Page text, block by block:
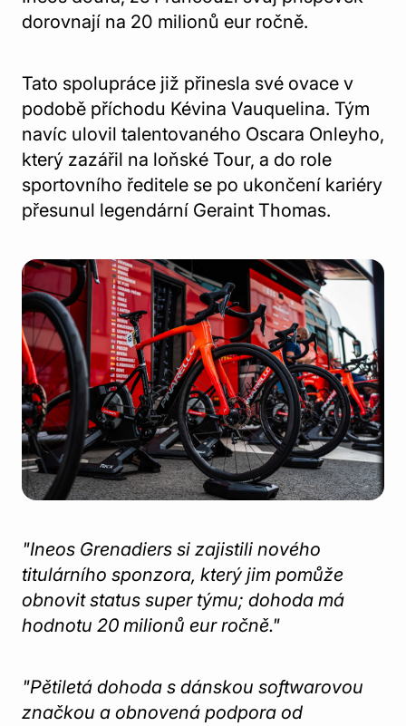
dorovnají na 20 milionů eur ročně.
Tato spolupráce již přinesla své ovace v
podobě příchodu Kévina Vauquelina. Tým
navíc ulovil talentovaného Oscara Onleyho,
který zazářil na loňské Tour, a do role
sportovního ředitele se po ukončení kariéry
přesunul legendární Geraint Thomas.
"Ineos Grenadiers si zajistili nového
titulárního sponzora, který jim pomůže
obnovit status super týmu; dohoda má
hodnotu 20 milionů eur ročně."
"Pětiletá dohoda s dánskou softwarovou
značkou a obnovená podpora od